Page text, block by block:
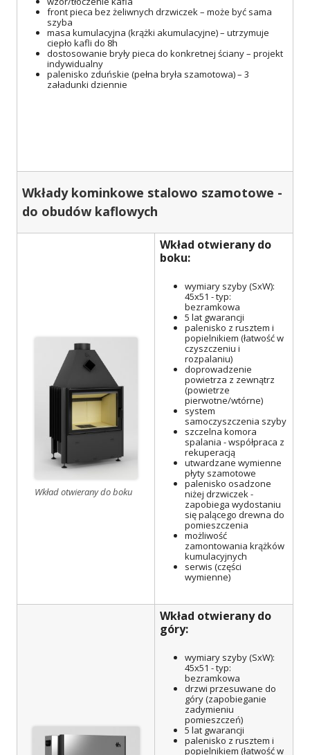
front pieca bez żeliwnych drzwiczek – może być sama
szyba
masa kumulacyjna (krążki akumulacyjne) – utrzymuje
ciepło kafli do 8h
dostosowanie bryły pieca do konkretnej ściany – projekt
indywidualny
palenisko zduńskie (pełna bryła szamotowa) – 3
załadunki dziennie
Wkłady kominkowe stalowo szamotowe -
do obudów kaflowych
Wkład otwierany do boku
Wkład otwierany do
boku:
wymiary szyby (SxW):
45x51 - typ:
bezramkowa
5 lat gwarancji
palenisko z rusztem i
popielnikiem (łatwość w
czyszczeniu i
rozpalaniu)
doprowadzenie
powietrza z zewnątrz
(powietrze
pierwotne/wtórne)
system
samoczyszczenia szyby
szczelna komora
spalania - współpraca z
rekuperacją
utwardzane wymienne
płyty szamotowe
palenisko osadzone
niżej drzwiczek -
zapobiega wydostaniu
się palącego drewna do
pomieszczenia
możliwość
zamontowania krążków
kumulacyjnych
serwis (części
wymienne)
Wkład otwierany do
góry:
wymiary szyby (SxW):
45x51 - typ:
bezramkowa
drzwi przesuwane do
góry (zapobieganie
zadymieniu
pomieszczeń)
5 lat gwarancji
palenisko z rusztem i
popielnikiem (łatwość w